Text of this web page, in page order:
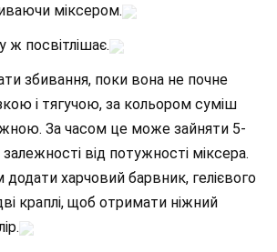
міксером.
ж посвітлішає.
збивання, поки вона не почне
і тягучою, за кольором суміш
За часом це може зайняти 5-
від потужності міксера.
харчовий барвник, гелієвого
краплі, щоб отримати ніжний